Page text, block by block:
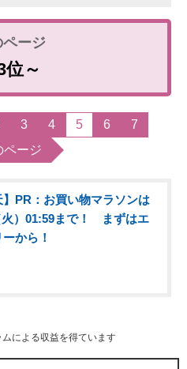
位～
3 4 5 6
7
ページ
】PR：お買い物マラソンは
火）01:59まで！ まずはエ
から！
による収益を得ています